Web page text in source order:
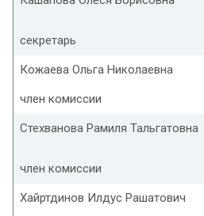
секретарь
Кожаева Ольга Николаевна
член комиссии
Стехванова Рамиля Тальгатовна
член комиссии
Хайртдинов Илдус Рашатович